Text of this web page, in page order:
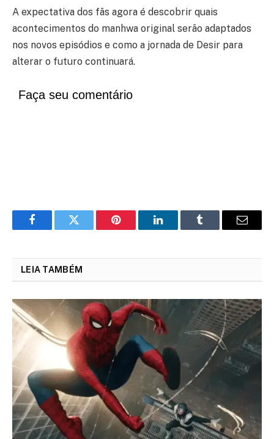
A expectativa dos fãs agora é descobrir quais
acontecimentos do manhwa original serão adaptados
nos novos episódios e como a jornada de Desir para
alterar o futuro continuará.
Faça seu comentário
FacebookTwitter Pinterest LinkedInTumblr Email
LEIA TAMBÉM